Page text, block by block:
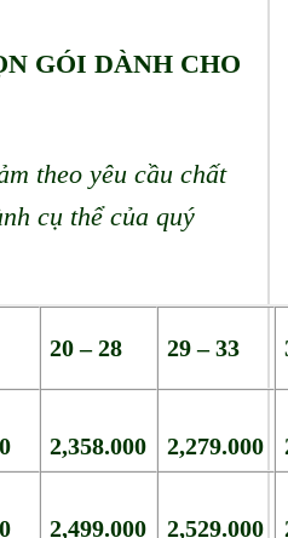
GÓI DÀNH CHO
theo yêu cầu chất
cụ thể của quý
20 – 28 29 – 33
2,358.000 2,279.000
2,499.000 2,529.000